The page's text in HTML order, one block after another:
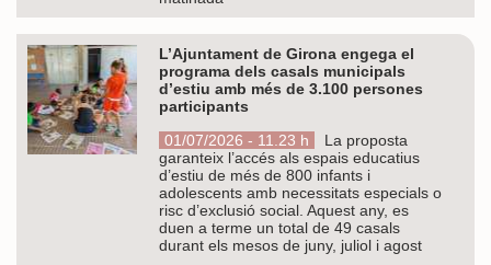
L’Ajuntament de Girona engega el
programa dels casals municipals
d’estiu amb més de 3.100 persones
participants
01/07/2026 - 11.23 h
La proposta
garanteix l’accés als espais educatius
d’estiu de més de 800 infants i
adolescents amb necessitats especials o
risc d’exclusió social. Aquest any, es
duen a terme un total de 49 casals
durant els mesos de juny, juliol i agost